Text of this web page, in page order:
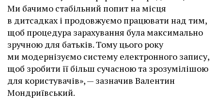
Ми бачимо стабільний попит на місця
в дитсадках і продовжуємо працювати над тим,
щоб процедура зарахування була максимально
зручною для батьків. Тому цього року
ми модернізуємо систему електронного запису,
щоб зробити її більш сучасною та зрозумілішою
для користувачів», — зазначив Валентин
Мондриївський.